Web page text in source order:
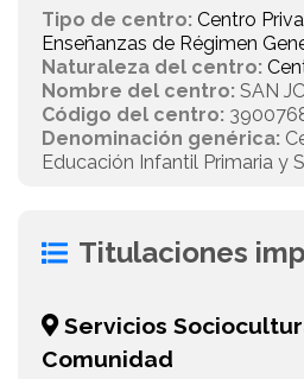
Tipo de centro: Centro
Enseñanzas de Régimen
Naturaleza del centro:
Nombre del centro: SAN
Código del centro:
Denominación genérica:
Educación Infantil Primaria y
Titulaciones
Servicios
Comunidad